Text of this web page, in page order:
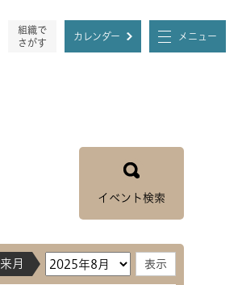
組織で
さがす
カレンダー メニュー
イベント検索
来月